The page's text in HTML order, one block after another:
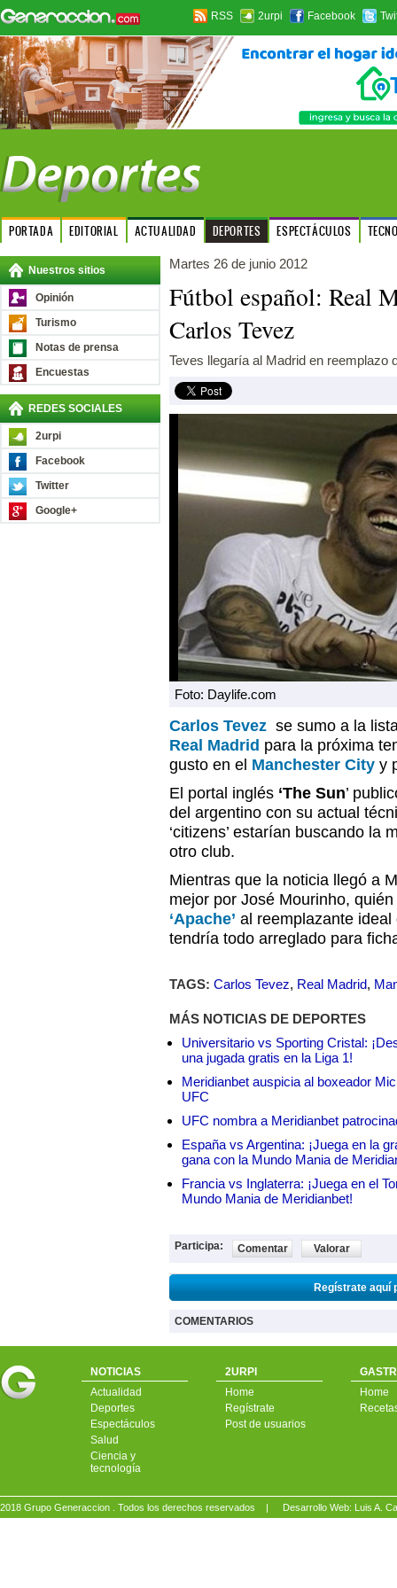
RSS 2urpi Facebook
PORTADA EDITORIAL ACTUALIDAD DEPORTES ESPECTÁCULOS
Nuestros sitios
Opinión
Turismo
Notas de prensa
Encuestas
REDES SOCIALES
2urpi
Facebook
Twitter
Google+
Martes 26 de junio 2012
Fútbol español: Real
Carlos Tevez
Teves llegaría al Madrid en reemplazo
Foto: Daylife.com
Carlos Tevez se sumo a la
Real Madrid para la próxima
gusto en el Manchester City y
El portal inglés ‘The Sun’
del argentino con su actual
‘citizens’ estarían buscando la
otro club.
Mientras que la noticia llegó a
mejor por José Mourinho,
‘Apache’ al reemplazante
tendría todo arreglado para
TAGS: Carlos Tevez, Real Madrid,
MÁS NOTICIAS DE DEPORTES
Universitario vs Sporting Cristal:
una jugada gratis en la Liga 1!
Meridianbet auspicia al boxeador
UFC
UFC nombra a Meridianbet
España vs Argentina: ¡Juega en la
gana con la Mundo Mania de
Francia vs Inglaterra: ¡Juega en el
Mundo Mania de Meridianbet!
Participa: Comentar Valorar
Regístrate aquí
COMENTARIOS
NOTICIAS
Actualidad
Deportes
Espectáculos
Salud
Ciencia y
tecnología
2URPI
Home
Regístrate
Post de usuarios
Home
2018 Grupo Generaccion . Todos los derechos reservados | Desarrollo Web: Luis